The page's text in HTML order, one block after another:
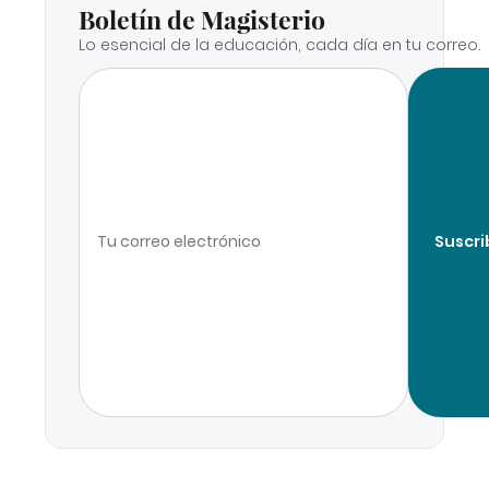
Boletín de Magisterio
Lo esencial de la educación, cada día en tu correo.